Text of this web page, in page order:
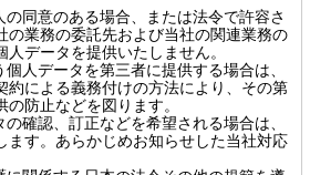
同意のある場合、または法令で許容さ
の業務の委託先および当社の関連業務の
データを提供いたしません。
人データを第三者に提供する場合は、
約による義務付けの方法により、その第
防止などを図ります。
確認、訂正などを希望される場合は、
ます。あらかじめお知らせした当社対応